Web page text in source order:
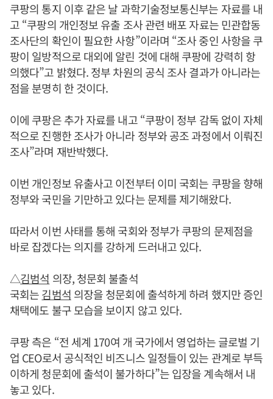
쿠팡의 통지 이후 같은 날 과학기술정보통신부는 자료를 내
고 “쿠팡의 개인정보 유출 조사 관련 배포 자료는 민관합동
조사단의 확인이 필요한 사항”이라며 “조사 중인 사항을 쿠
팡이 일방적으로 대외에 알린 것에 대해 쿠팡에 강력히 항
의했다”고 밝혔다. 정부 차원의 공식 조사 결과가 아니라는
점을 분명히 한 것이다.
이에 쿠팡은 추가 자료를 내고 “쿠팡이 정부 감독 없이 자체
적으로 진행한 조사가 아니라 정부와 공조 과정에서 이뤄진
조사”라며 재반박했다.
이번 개인정보 유출사고 이전부터 이미 국회는 쿠팡을 향해
정부와 국민을 기만하고 있다는 문제를 제기해왔다.
따라서 이번 사태를 통해 국회와 정부가 쿠팡의 문제점을
바로 잡겠다는 의지를 강하게 드러내고 있다.
△김범석 의장, 청문회 불출석
국회는김범석 의장을 청문회에 출석하게 하려 했지만 증인
채택에도 불구 모습을 보이지 않고 있다.
쿠팡 측은 “전 세계 170여 개 국가에서 영업하는 글로벌 기
업 CEO로서 공식적인 비즈니스 일정들이 있는 관계로 부득
이하게 청문회에 출석이 불가하다”는 입장을 계속해서 내
놓고 있다.